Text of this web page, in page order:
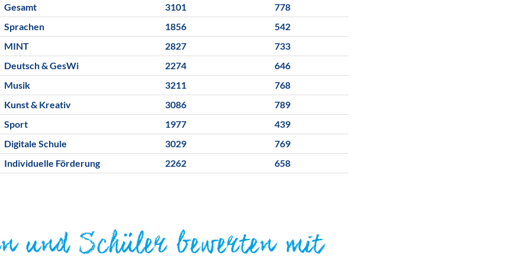
Gesamt 3101
778
Sprachen
1856
542
MINT
2827
733
Deutsch & GesWi
2274
646
Musik
3211
768
Kunst & Kreativ
3086
789
Sport
1977
439
Digitale Schule
3029
769
Individuelle Förderung
2262 658
und Schüler bewerten mit